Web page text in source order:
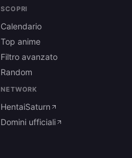
SCOPRI
Calendario
Top anime
Filtro avanzato
Random
NETWORK
HentaiSaturn
Domini ufficiali